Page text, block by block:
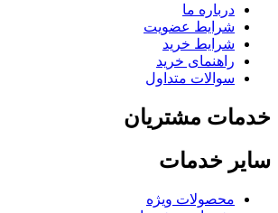
درباره ما
شرایط عضویت
شرایط خرید
راهنمای خرید
سوالات متداول
خدمات مشتریان
سایر خدمات
محصولات ویژه